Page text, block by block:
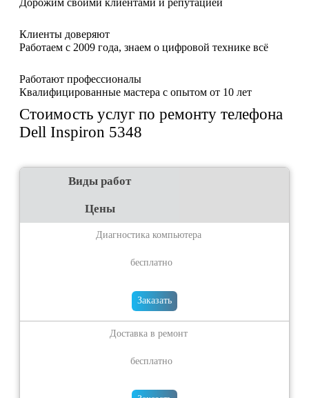
Дорожим своими клиентами и репутацией
Клиенты доверяют
Работаем с 2009 года, знаем о цифровой технике всё
Работают профессионалы
Квалифицированные мастера с опытом от 10 лет
Стоимость услуг по ремонту телефона
Dell Inspiron 5348
Виды работ
Цены
Диагностика компьютера
бесплатно
Заказать
Доставка в ремонт
бесплатно